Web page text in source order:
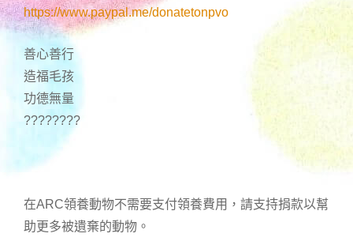
https://www.paypal.me/donatetonpvo
善心善行
造福毛孩
功德無量
????????
在ARC領養動物不需要支付領養費用，請支持捐款以幫
助更多被遺棄的動物。